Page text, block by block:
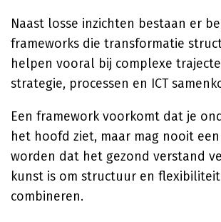
Naast losse inzichten bestaan er
frameworks die transformatie
helpen vooral bij complexe
strategie, processen en ICT
Een framework voorkomt dat je
het hoofd ziet, maar mag nooit
worden dat het gezond verstand
kunst is om structuur en
combineren.